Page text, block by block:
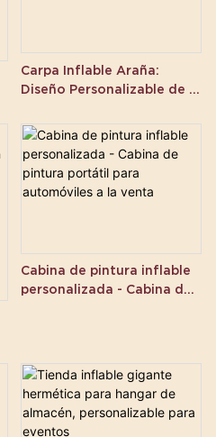
Carpa Inflable Araña:
Diseño Personalizable de 4
Cabina de pintura inflable
personalizada - Cabina de